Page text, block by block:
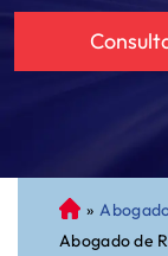
A
bo
»
Abogado de